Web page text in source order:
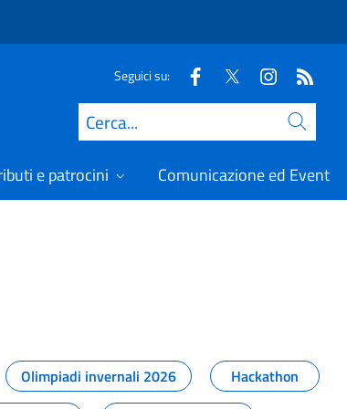
Seguici su:
Cerca
e patrocini Comunicazione ed Eventi
Olimpiadi invernali 2026
Hackathon